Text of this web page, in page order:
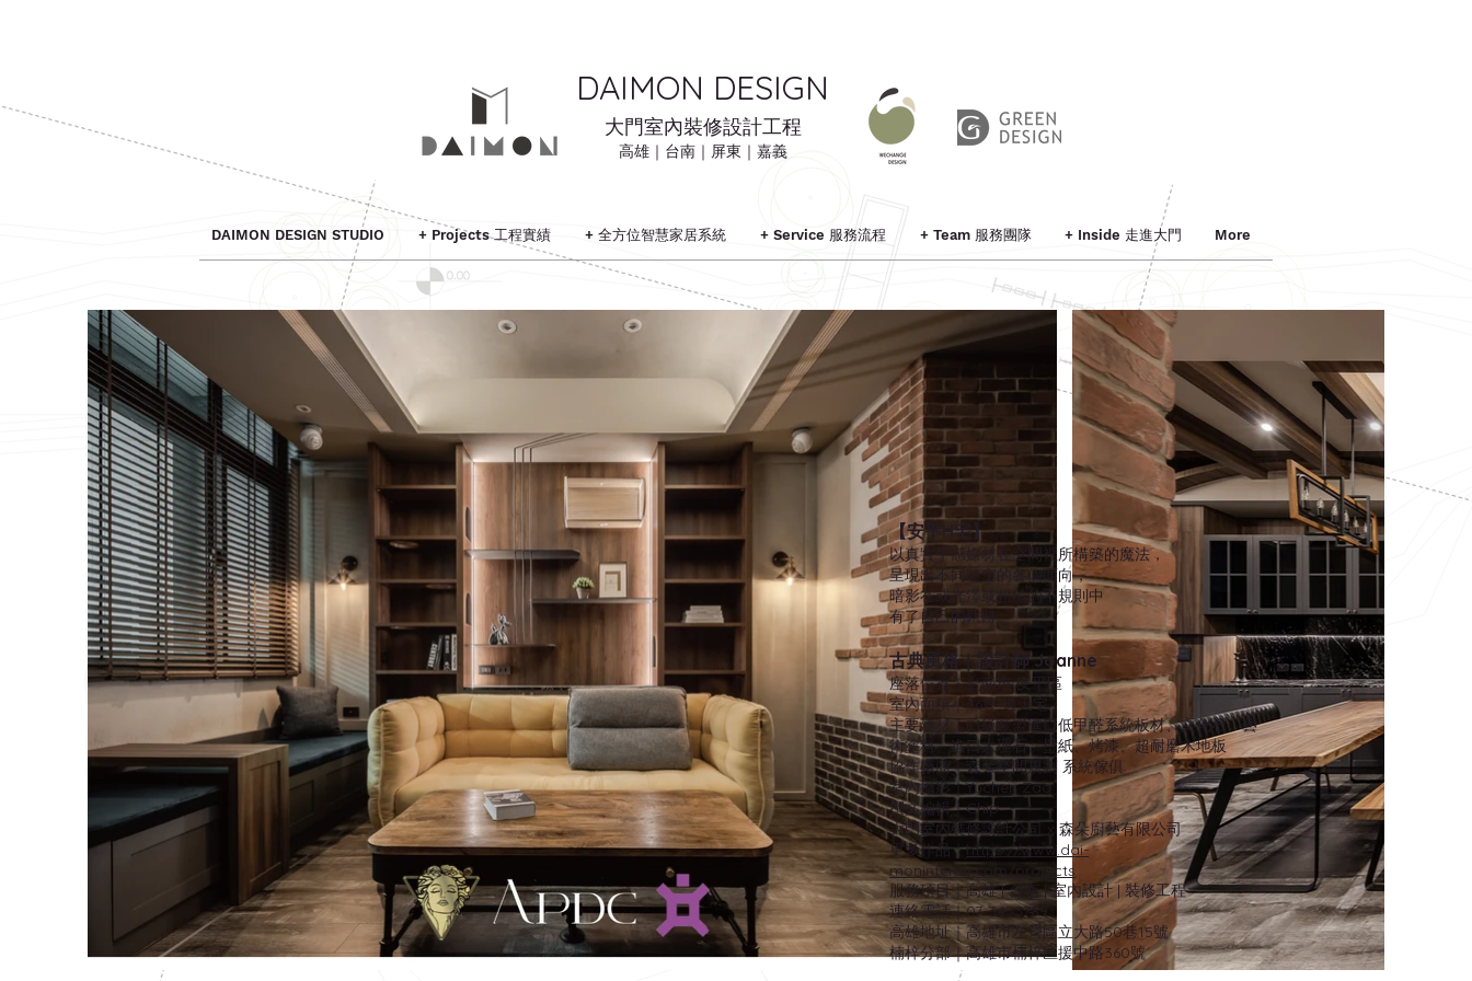
DAIMON DESIGN
大門室內裝修設計工程
高雄｜台南｜屏東｜嘉義
DAIMON DESIGN STUDIO + Projects 工程實績 + 全方位智慧家居系統 + Service 服務流程 + Team 服務團隊 + Inside 走進大門 More
【安平H宅】
以真實手感媒材在空間裡所構築的魔法，
呈現出不同時空的各個面向，
暗影在或光澤或粗糙的不規則中
有了自己的軌跡。
古典風格｜設計師 Joanne
座落位置｜台南市 安平區
室內面積｜46坪 透天宅
主要建材｜E1級歐盟進口低甲醛系統板材、文化石、藝
術塗料、進口大理石、壁紙、烤漆、超耐磨木地板
協作廠商｜森朵空間規劃 系統傢俱
室內攝影｜Yuchen Zao
撰文編輯｜Chip
大門室內裝修設計公司 x 森朵廚藝有限公司
更多作品｜https://www.dai-
moninterior.com/projects
服務項目｜高雄 | 台南 | 室內設計 | 裝修工程
連絡電話｜07-3453789
高雄地址｜高雄市左營區立大路50巷15號
楠梓分部｜高雄市楠梓區援中路360號